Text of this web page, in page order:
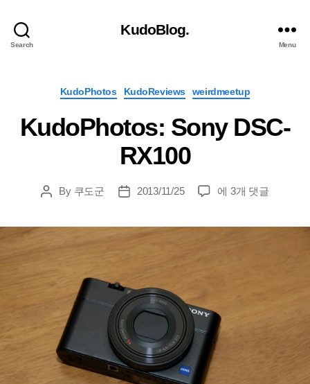
Search
KudoBlog.
Menu
Categories
KudoPhotos KudoReviews weirdmeetup
KudoPhotos: Sony DSC-
RX100
PostBy 쿠도군
Post2013/11/25
KudoPhotos:
에 3개 댓글